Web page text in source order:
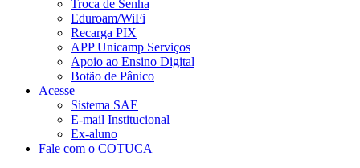
Troca de Senha
Eduroam/WiFi
Recarga PIX
APP Unicamp Serviços
Apoio ao Ensino Digital
Botão de Pânico
Acesse
Sistema SAE
E-mail Institucional
Ex-aluno
Fale com o COTUCA